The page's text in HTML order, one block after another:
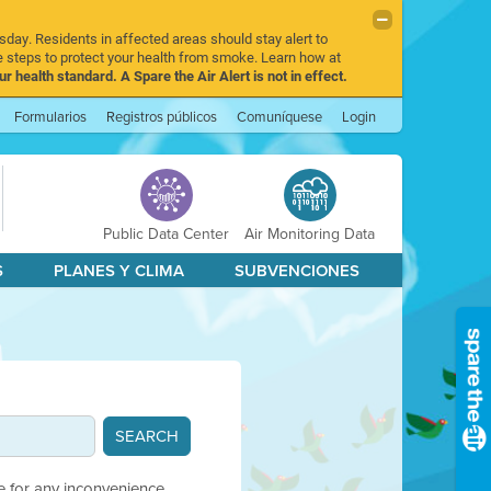
Residents in affected areas should stay alert to
to protect your health from smoke. Learn how at
health standard. A Spare the Air Alert is not in effect.
Formularios Registros públicos Comuníquese Login
Public Data Center Air Monitoring Data
PLANES Y CLIMA SUBVENCIONES